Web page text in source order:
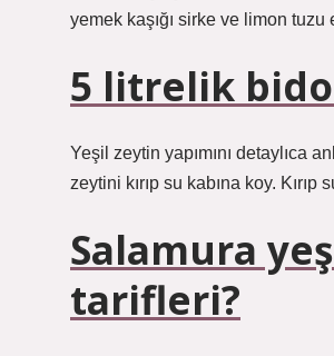
yemek kaşığı sirke ve limon tuzu
5 litrelik
Yeşil zeytin yapımını detaylıca
zeytini kırıp su kabına koy.
Salamura
tarifleri?